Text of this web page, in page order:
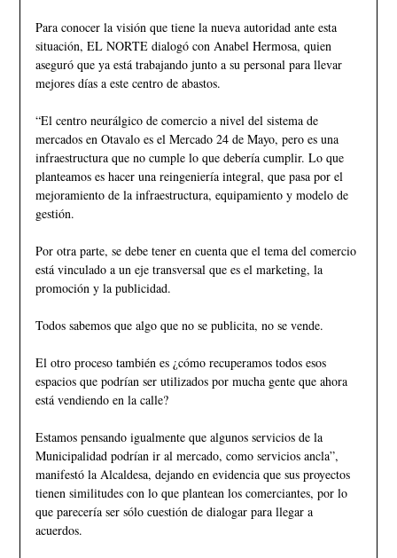
Para conocer la visión que tiene la nueva autoridad ante esta
situación, EL NORTE dialogó con Anabel Hermosa, quien
aseguró que ya está trabajando junto a su personal para llevar
mejores días a este centro de abastos.
“El centro neurálgico de comercio a nivel del sistema de
mercados en Otavalo es el Mercado 24 de Mayo, pero es una
infraestructura que no cumple lo que debería cumplir. Lo que
planteamos es hacer una reingeniería integral, que pasa por el
mejoramiento de la infraestructura, equipamiento y modelo de
gestión.
Por otra parte, se debe tener en cuenta que el tema del comercio
está vinculado a un eje transversal que es el marketing, la
promoción y la publicidad.
Todos sabemos que algo que no se publicita, no se vende.
El otro proceso también es ¿cómo recuperamos todos esos
espacios que podrían ser utilizados por mucha gente que ahora
está vendiendo en la calle?
Estamos pensando igualmente que algunos servicios de la
Municipalidad podrían ir al mercado, como servicios ancla”,
manifestó la Alcaldesa, dejando en evidencia que sus proyectos
tienen similitudes con lo que plantean los comerciantes, por lo
que parecería ser sólo cuestión de dialogar para llegar a
acuerdos.